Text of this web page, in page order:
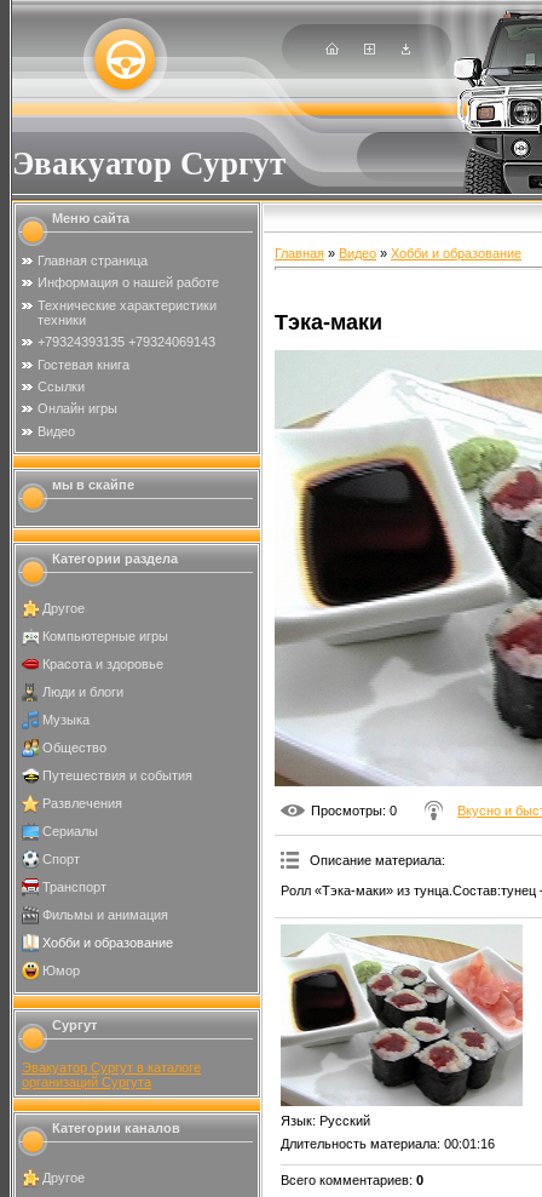
Эвакуатор Сургут
Меню сайта
Главная страница
Информация о нашей работе
Технические характеристики
техники
+79324393135 +79324069143
Гостевая книга
Ссылки
Онлайн игры
Видео
мы в скайпе
Категории раздела
Другое
Компьютерные игры
Красота и здоровье
Люди и блоги
Музыка
Общество
Путешествия и события
Развлечения
Сериалы
Спорт
Транспорт
Фильмы и анимация
Хобби и образование
Юмор
Сургут
Эвакуатор Сургут в каталоге
организаций Сургута
Категории каналов
Другое
Главная » Видео » Хобби и образование
Тэка-маки
Просмотры: 0 Вкусно и
Описание материала:
Ролл «Тэка-маки» из
Язык: Русский
Длительность материала: 00:01:16
Всего комментариев: 0